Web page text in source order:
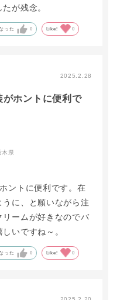
が残念。
った 0 Like! 0
2025.2.28
がホントに便利で
木県
ントに便利です。在
に、と願いながら注
ームが好きなのでバ
いですね～。
った 0 Like! 0